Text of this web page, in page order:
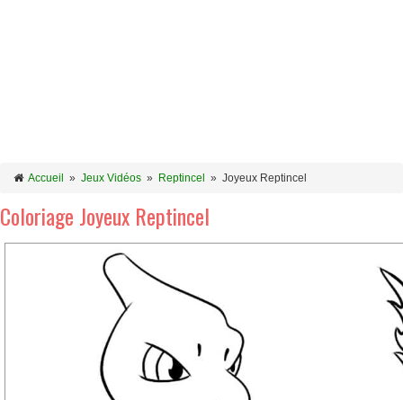
Accueil » Jeux Vidéos » Reptincel » Joyeux Reptincel
Coloriage Joyeux Reptincel